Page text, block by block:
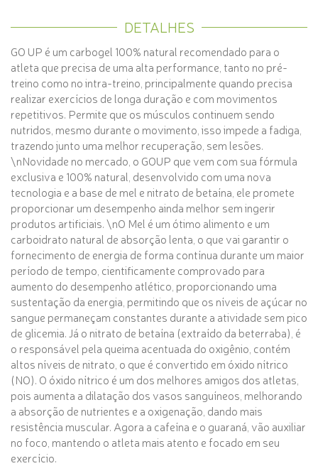
DETALHES
GO UP é um carbogel 100% natural recomendado para o
atleta que precisa de uma alta performance, tanto no pré-
treino como no intra-treino, principalmente quando precisa
realizar exercícios de longa duração e com movimentos
repetitivos. Permite que os músculos continuem sendo
nutridos, mesmo durante o movimento, isso impede a fadiga,
trazendo junto uma melhor recuperação, sem lesões.
\nNovidade no mercado, o GOUP que vem com sua fórmula
exclusiva e 100% natural, desenvolvido com uma nova
tecnologia e a base de mel e nitrato de betaína, ele promete
proporcionar um desempenho ainda melhor sem ingerir
produtos artificiais. \nO Mel é um ótimo alimento e um
carboidrato natural de absorção lenta, o que vai garantir o
fornecimento de energia de forma contínua durante um maior
período de tempo, cientificamente comprovado para
aumento do desempenho atlético, proporcionando uma
sustentação da energia, permitindo que os níveis de açúcar no
sangue permaneçam constantes durante a atividade sem pico
de glicemia. Já o nitrato de betaína (extraído da beterraba), é
o responsável pela queima acentuada do oxigênio, contém
altos níveis de nitrato, o que é convertido em óxido nítrico
(NO). O óxido nítrico é um dos melhores amigos dos atletas,
pois aumenta a dilatação dos vasos sanguíneos, melhorando
a absorção de nutrientes e a oxigenação, dando mais
resistência muscular. Agora a cafeína e o guaraná, vão auxiliar
no foco, mantendo o atleta mais atento e focado em seu
exercício.